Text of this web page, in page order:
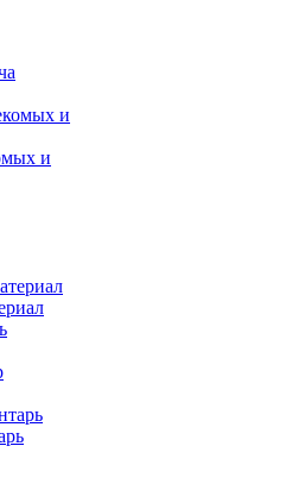
и